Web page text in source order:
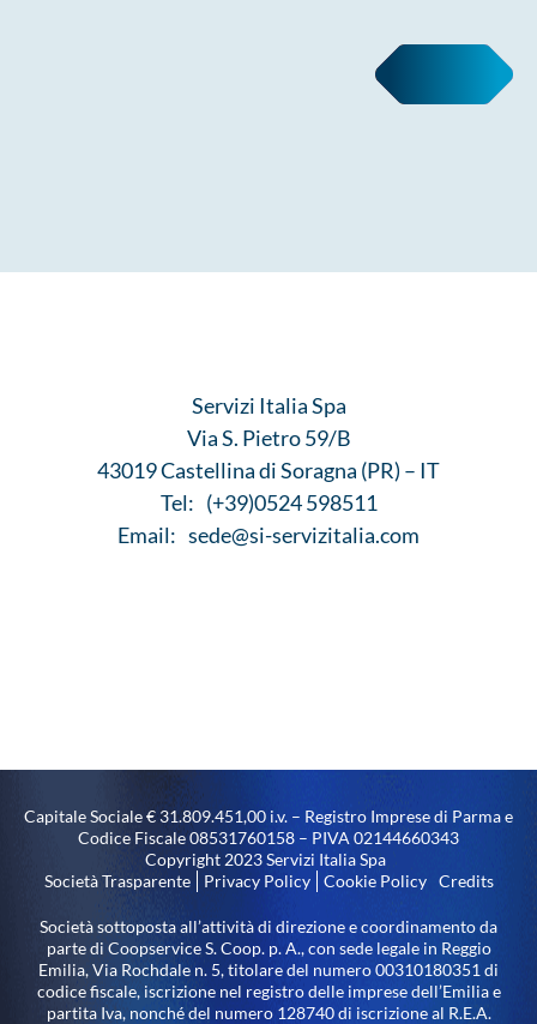
Servizi Italia Spa
Via S. Pietro 59/B
43019 Castellina di Soragna (PR) – IT
Tel: (+39)0524 598511
Email: sede@si-servizitalia.com
Capitale Sociale € 31.809.451,00 i.v. – Registro Imprese di Parma e
Codice Fiscale 08531760158 – PIVA 02144660343
Copyright 2023 Servizi Italia Spa
Società Trasparente
Privacy Policy Cookie Policy Credits
Società sottoposta all’attività di direzione e coordinamento da
parte di Coopservice S. Coop. p. A., con sede legale in Reggio
Emilia, Via Rochdale n. 5, titolare del numero 00310180351 di
codice fiscale, iscrizione nel registro delle imprese dell’Emilia e
partita Iva, nonché del numero 128740 di iscrizione al R.E.A.